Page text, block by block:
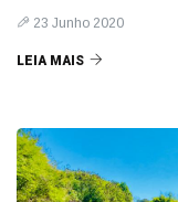
23 Junho 2020
LEIA MAIS